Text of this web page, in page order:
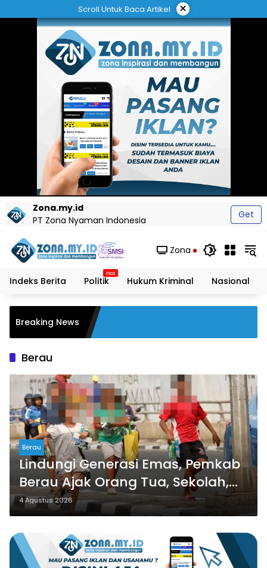
ke
Scroll Untuk Baca Artikel ×
Zona.my.id
PT Zona Nyaman Indonesia
Get
Zona
Indeks Berita Politik Hukum Kriminal Nasional
Breaking News
Berau
Berau
Lindungi Generasi Emas, Pemkab
Berau Ajak Orang Tua, Sekolah,
dan Masyarakat Wujudkan
Ruang Aman bagi Anak
4 Agustus 2026